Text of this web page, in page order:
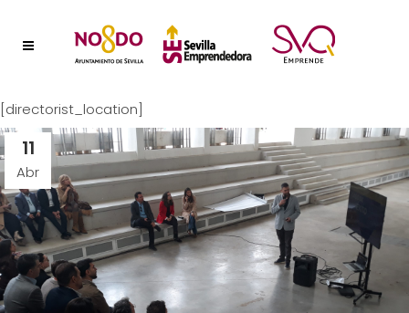
[directorist_location]
11
Abr